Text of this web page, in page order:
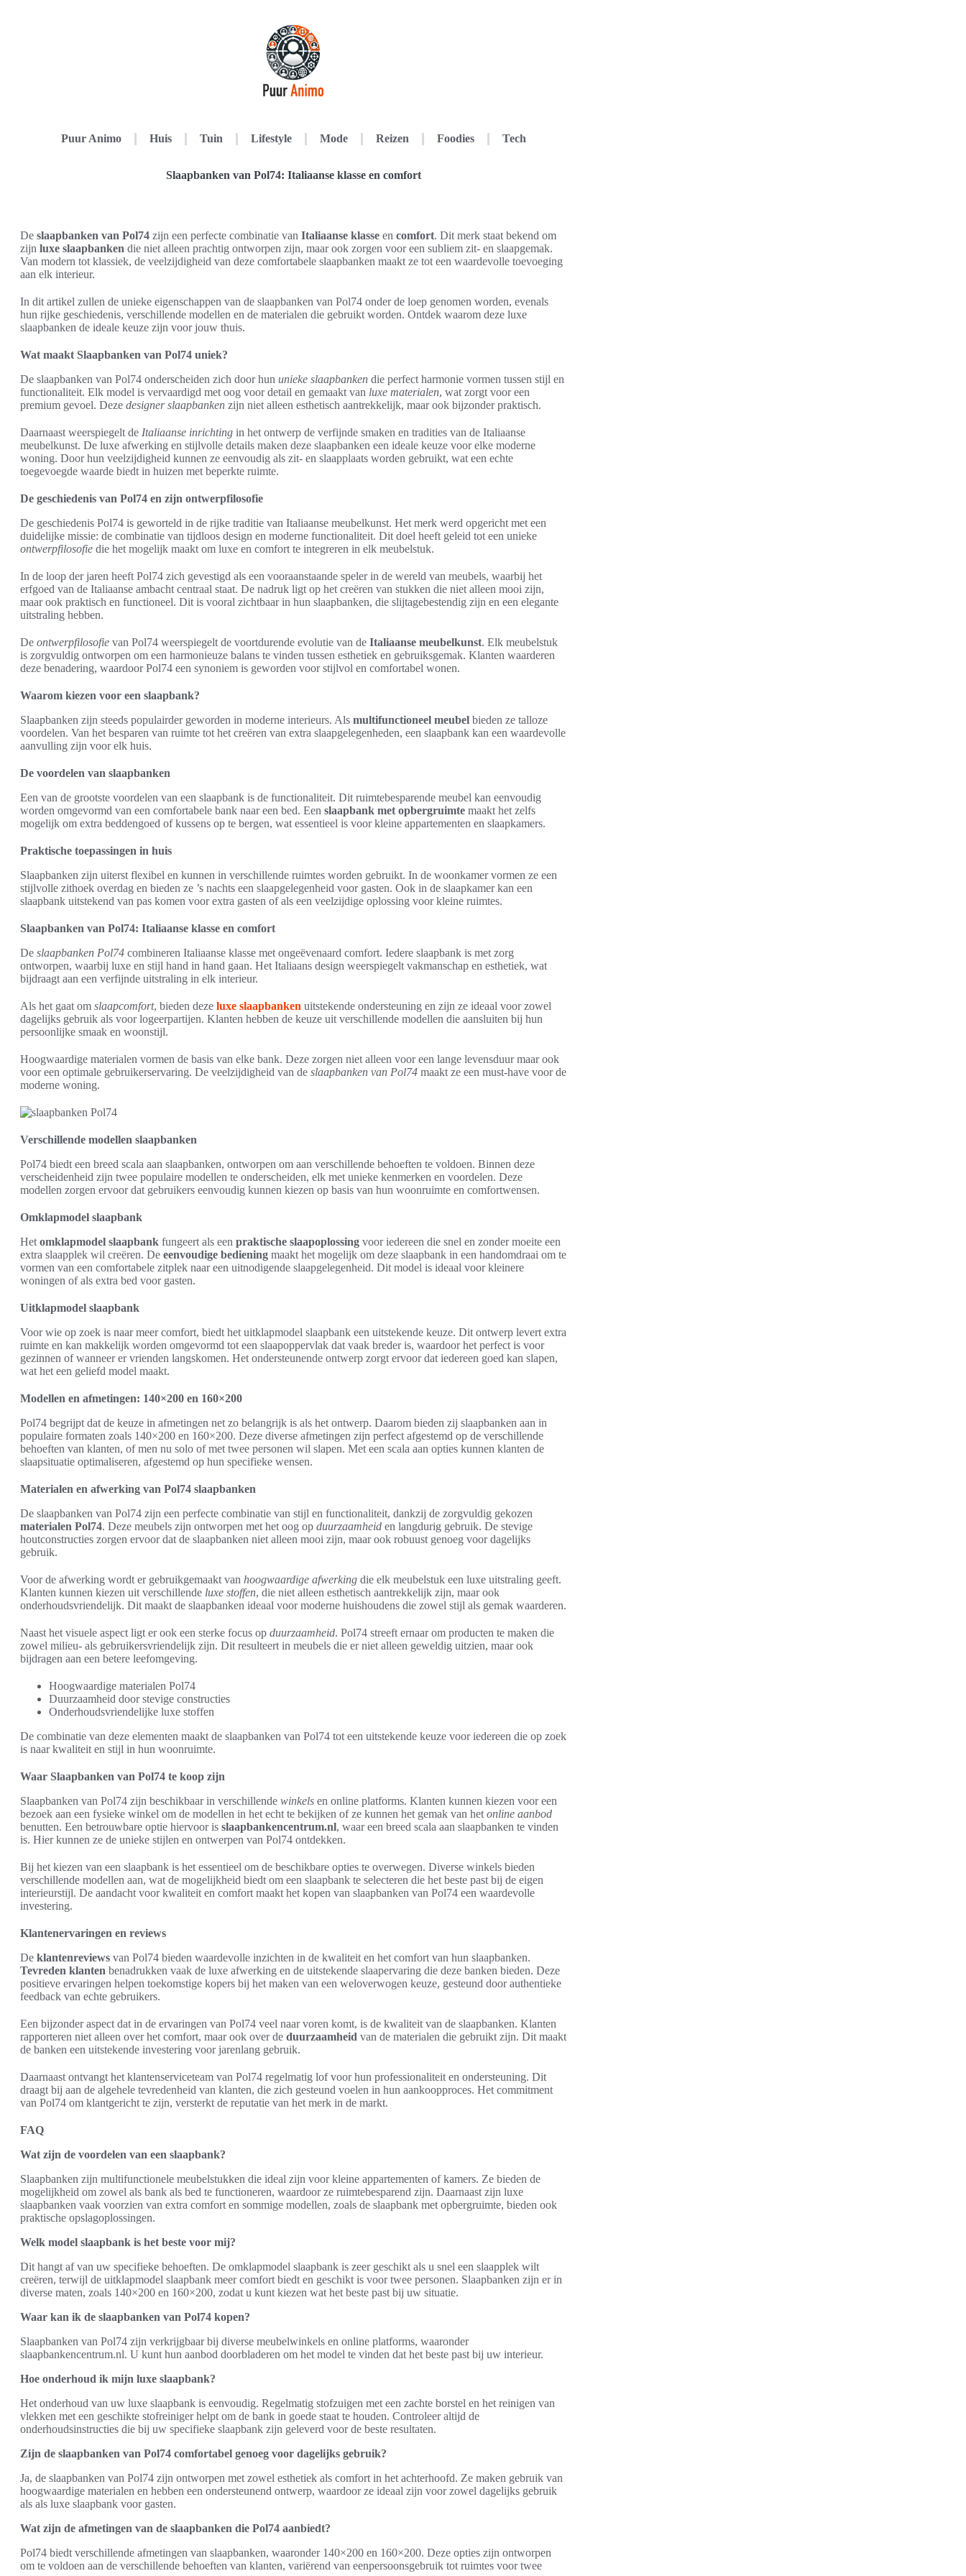
Puur Animo Huis Tuin Lifestyle Mode Reizen Foodies Tech
Slaapbanken van Pol74: Italiaanse klasse en comfort
De slaapbanken van Pol74 zijn een perfecte combinatie van Italiaanse klasse en comfort. Dit merk staat bekend om
zijn luxe slaapbanken die niet alleen prachtig ontworpen zijn, maar ook zorgen voor een subliem zit- en slaapgemak.
Van modern tot klassiek, de veelzijdigheid van deze comfortabele slaapbanken maakt ze tot een waardevolle toevoeging
aan elk interieur.
In dit artikel zullen de unieke eigenschappen van de slaapbanken van Pol74 onder de loep genomen worden, evenals
hun rijke geschiedenis, verschillende modellen en de materialen die gebruikt worden. Ontdek waarom deze luxe
slaapbanken de ideale keuze zijn voor jouw thuis.
Wat maakt Slaapbanken van Pol74 uniek?
De slaapbanken van Pol74 onderscheiden zich door hun unieke slaapbanken die perfect harmonie vormen tussen stijl en
functionaliteit. Elk model is vervaardigd met oog voor detail en gemaakt van luxe materialen, wat zorgt voor een
premium gevoel. Deze designer slaapbanken zijn niet alleen esthetisch aantrekkelijk, maar ook bijzonder praktisch.
Daarnaast weerspiegelt de Italiaanse inrichting in het ontwerp de verfijnde smaken en tradities van de Italiaanse
meubelkunst. De luxe afwerking en stijlvolle details maken deze slaapbanken een ideale keuze voor elke moderne
woning. Door hun veelzijdigheid kunnen ze eenvoudig als zit- en slaapplaats worden gebruikt, wat een echte
toegevoegde waarde biedt in huizen met beperkte ruimte.
De geschiedenis van Pol74 en zijn ontwerpfilosofie
De geschiedenis Pol74 is geworteld in de rijke traditie van Italiaanse meubelkunst. Het merk werd opgericht met een
duidelijke missie: de combinatie van tijdloos design en moderne functionaliteit. Dit doel heeft geleid tot een unieke
ontwerpfilosofie die het mogelijk maakt om luxe en comfort te integreren in elk meubelstuk.
In de loop der jaren heeft Pol74 zich gevestigd als een vooraanstaande speler in de wereld van meubels, waarbij het
erfgoed van de Italiaanse ambacht centraal staat. De nadruk ligt op het creëren van stukken die niet alleen mooi zijn,
maar ook praktisch en functioneel. Dit is vooral zichtbaar in hun slaapbanken, die slijtagebestendig zijn en een elegante
uitstraling hebben.
De ontwerpfilosofie van Pol74 weerspiegelt de voortdurende evolutie van de Italiaanse meubelkunst. Elk meubelstuk
is zorgvuldig ontworpen om een harmonieuze balans te vinden tussen esthetiek en gebruiksgemak. Klanten waarderen
deze benadering, waardoor Pol74 een synoniem is geworden voor stijlvol en comfortabel wonen.
Waarom kiezen voor een slaapbank?
Slaapbanken zijn steeds populairder geworden in moderne interieurs. Als multifunctioneel meubel bieden ze talloze
voordelen. Van het besparen van ruimte tot het creëren van extra slaapgelegenheden, een slaapbank kan een waardevolle
aanvulling zijn voor elk huis.
De voordelen van slaapbanken
Een van de grootste voordelen van een slaapbank is de functionaliteit. Dit ruimtebesparende meubel kan eenvoudig
worden omgevormd van een comfortabele bank naar een bed. Een slaapbank met opbergruimte maakt het zelfs
mogelijk om extra beddengoed of kussens op te bergen, wat essentieel is voor kleine appartementen en slaapkamers.
Praktische toepassingen in huis
Slaapbanken zijn uiterst flexibel en kunnen in verschillende ruimtes worden gebruikt. In de woonkamer vormen ze een
stijlvolle zithoek overdag en bieden ze ’s nachts een slaapgelegenheid voor gasten. Ook in de slaapkamer kan een
slaapbank uitstekend van pas komen voor extra gasten of als een veelzijdige oplossing voor kleine ruimtes.
Slaapbanken van Pol74: Italiaanse klasse en comfort
De slaapbanken Pol74 combineren Italiaanse klasse met ongeëvenaard comfort. Iedere slaapbank is met zorg
ontworpen, waarbij luxe en stijl hand in hand gaan. Het Italiaans design weerspiegelt vakmanschap en esthetiek, wat
bijdraagt aan een verfijnde uitstraling in elk interieur.
Als het gaat om slaapcomfort, bieden deze luxe slaapbanken uitstekende ondersteuning en zijn ze ideaal voor zowel
dagelijks gebruik als voor logeerpartijen. Klanten hebben de keuze uit verschillende modellen die aansluiten bij hun
persoonlijke smaak en woonstijl.
Hoogwaardige materialen vormen de basis van elke bank. Deze zorgen niet alleen voor een lange levensduur maar ook
voor een optimale gebruikerservaring. De veelzijdigheid van de slaapbanken van Pol74 maakt ze een must-have voor de
moderne woning.
Verschillende modellen slaapbanken
Pol74 biedt een breed scala aan slaapbanken, ontworpen om aan verschillende behoeften te voldoen. Binnen deze
verscheidenheid zijn twee populaire modellen te onderscheiden, elk met unieke kenmerken en voordelen. Deze
modellen zorgen ervoor dat gebruikers eenvoudig kunnen kiezen op basis van hun woonruimte en comfortwensen.
Omklapmodel slaapbank
Het omklapmodel slaapbank fungeert als een praktische slaapoplossing voor iedereen die snel en zonder moeite een
extra slaapplek wil creëren. De eenvoudige bediening maakt het mogelijk om deze slaapbank in een handomdraai om te
vormen van een comfortabele zitplek naar een uitnodigende slaapgelegenheid. Dit model is ideaal voor kleinere
woningen of als extra bed voor gasten.
Uitklapmodel slaapbank
Voor wie op zoek is naar meer comfort, biedt het uitklapmodel slaapbank een uitstekende keuze. Dit ontwerp levert extra
ruimte en kan makkelijk worden omgevormd tot een slaapoppervlak dat vaak breder is, waardoor het perfect is voor
gezinnen of wanneer er vrienden langskomen. Het ondersteunende ontwerp zorgt ervoor dat iedereen goed kan slapen,
wat het een geliefd model maakt.
Modellen en afmetingen: 140×200 en 160×200
Pol74 begrijpt dat de keuze in afmetingen net zo belangrijk is als het ontwerp. Daarom bieden zij slaapbanken aan in
populaire formaten zoals 140×200 en 160×200. Deze diverse afmetingen zijn perfect afgestemd op de verschillende
behoeften van klanten, of men nu solo of met twee personen wil slapen. Met een scala aan opties kunnen klanten de
slaapsituatie optimaliseren, afgestemd op hun specifieke wensen.
Materialen en afwerking van Pol74 slaapbanken
De slaapbanken van Pol74 zijn een perfecte combinatie van stijl en functionaliteit, dankzij de zorgvuldig gekozen
materialen Pol74. Deze meubels zijn ontworpen met het oog op duurzaamheid en langdurig gebruik. De stevige
houtconstructies zorgen ervoor dat de slaapbanken niet alleen mooi zijn, maar ook robuust genoeg voor dagelijks
gebruik.
Voor de afwerking wordt er gebruikgemaakt van hoogwaardige afwerking die elk meubelstuk een luxe uitstraling geeft.
Klanten kunnen kiezen uit verschillende luxe stoffen, die niet alleen esthetisch aantrekkelijk zijn, maar ook
onderhoudsvriendelijk. Dit maakt de slaapbanken ideaal voor moderne huishoudens die zowel stijl als gemak waarderen.
Naast het visuele aspect ligt er ook een sterke focus op duurzaamheid. Pol74 streeft ernaar om producten te maken die
zowel milieu- als gebruikersvriendelijk zijn. Dit resulteert in meubels die er niet alleen geweldig uitzien, maar ook
bijdragen aan een betere leefomgeving.
Hoogwaardige materialen Pol74
Duurzaamheid door stevige constructies
Onderhoudsvriendelijke luxe stoffen
De combinatie van deze elementen maakt de slaapbanken van Pol74 tot een uitstekende keuze voor iedereen die op zoek
is naar kwaliteit en stijl in hun woonruimte.
Waar Slaapbanken van Pol74 te koop zijn
Slaapbanken van Pol74 zijn beschikbaar in verschillende winkels en online platforms. Klanten kunnen kiezen voor een
bezoek aan een fysieke winkel om de modellen in het echt te bekijken of ze kunnen het gemak van het online aanbod
benutten. Een betrouwbare optie hiervoor is slaapbankencentrum.nl, waar een breed scala aan slaapbanken te vinden
is. Hier kunnen ze de unieke stijlen en ontwerpen van Pol74 ontdekken.
Bij het kiezen van een slaapbank is het essentieel om de beschikbare opties te overwegen. Diverse winkels bieden
verschillende modellen aan, wat de mogelijkheid biedt om een slaapbank te selecteren die het beste past bij de eigen
interieurstijl. De aandacht voor kwaliteit en comfort maakt het kopen van slaapbanken van Pol74 een waardevolle
investering.
Klantenervaringen en reviews
De klantenreviews van Pol74 bieden waardevolle inzichten in de kwaliteit en het comfort van hun slaapbanken.
Tevreden klanten benadrukken vaak de luxe afwerking en de uitstekende slaapervaring die deze banken bieden. Deze
positieve ervaringen helpen toekomstige kopers bij het maken van een weloverwogen keuze, gesteund door authentieke
feedback van echte gebruikers.
Een bijzonder aspect dat in de ervaringen van Pol74 veel naar voren komt, is de kwaliteit van de slaapbanken. Klanten
rapporteren niet alleen over het comfort, maar ook over de duurzaamheid van de materialen die gebruikt zijn. Dit maakt
de banken een uitstekende investering voor jarenlang gebruik.
Daarnaast ontvangt het klantenserviceteam van Pol74 regelmatig lof voor hun professionaliteit en ondersteuning. Dit
draagt bij aan de algehele tevredenheid van klanten, die zich gesteund voelen in hun aankoopproces. Het commitment
van Pol74 om klantgericht te zijn, versterkt de reputatie van het merk in de markt.
FAQ
Wat zijn de voordelen van een slaapbank?
Slaapbanken zijn multifunctionele meubelstukken die ideal zijn voor kleine appartementen of kamers. Ze bieden de
mogelijkheid om zowel als bank als bed te functioneren, waardoor ze ruimtebesparend zijn. Daarnaast zijn luxe
slaapbanken vaak voorzien van extra comfort en sommige modellen, zoals de slaapbank met opbergruimte, bieden ook
praktische opslagoplossingen.
Welk model slaapbank is het beste voor mij?
Dit hangt af van uw specifieke behoeften. De omklapmodel slaapbank is zeer geschikt als u snel een slaapplek wilt
creëren, terwijl de uitklapmodel slaapbank meer comfort biedt en geschikt is voor twee personen. Slaapbanken zijn er in
diverse maten, zoals 140×200 en 160×200, zodat u kunt kiezen wat het beste past bij uw situatie.
Waar kan ik de slaapbanken van Pol74 kopen?
Slaapbanken van Pol74 zijn verkrijgbaar bij diverse meubelwinkels en online platforms, waaronder
slaapbankencentrum.nl. U kunt hun aanbod doorbladeren om het model te vinden dat het beste past bij uw interieur.
Hoe onderhoud ik mijn luxe slaapbank?
Het onderhoud van uw luxe slaapbank is eenvoudig. Regelmatig stofzuigen met een zachte borstel en het reinigen van
vlekken met een geschikte stofreiniger helpt om de bank in goede staat te houden. Controleer altijd de
onderhoudsinstructies die bij uw specifieke slaapbank zijn geleverd voor de beste resultaten.
Zijn de slaapbanken van Pol74 comfortabel genoeg voor dagelijks gebruik?
Ja, de slaapbanken van Pol74 zijn ontworpen met zowel esthetiek als comfort in het achterhoofd. Ze maken gebruik van
hoogwaardige materialen en hebben een ondersteunend ontwerp, waardoor ze ideaal zijn voor zowel dagelijks gebruik
als als luxe slaapbank voor gasten.
Wat zijn de afmetingen van de slaapbanken die Pol74 aanbiedt?
Pol74 biedt verschillende afmetingen van slaapbanken, waaronder 140×200 en 160×200. Deze opties zijn ontworpen
om te voldoen aan de verschillende behoeften van klanten, variërend van eenpersoonsgebruik tot ruimtes voor twee